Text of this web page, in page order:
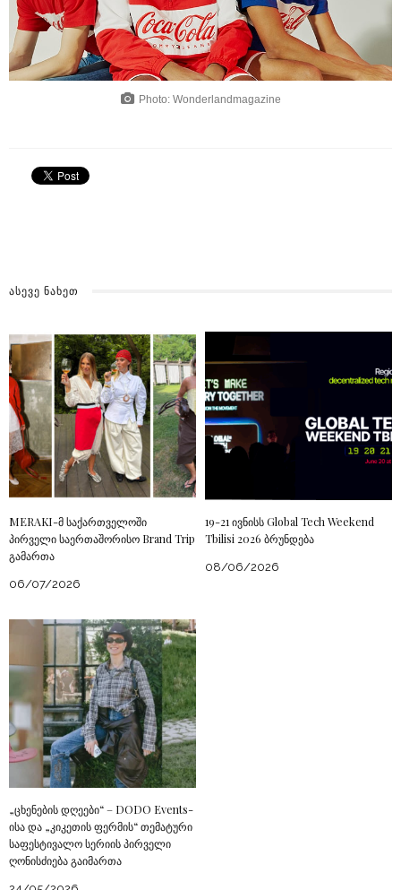
Photo: Wonderlandmagazine
ᲐᲡᲔᲕᲔ ᲜᲐᲮᲔᲗ
MERAKI-მ საქართველოში
პირველი საერთაშორისო Brand Trip
გამართა
06/07/2026
19-21 ივნისს Global Tech Weekend
Tbilisi 2026 ბრუნდება
08/06/2026
„ცხენების დღეები“ – DODO Events-
ისა და „კიკეთის ფერმის“ თემატური
საფესტივალო სერიის პირველი
ღონისძიება გაიმართა